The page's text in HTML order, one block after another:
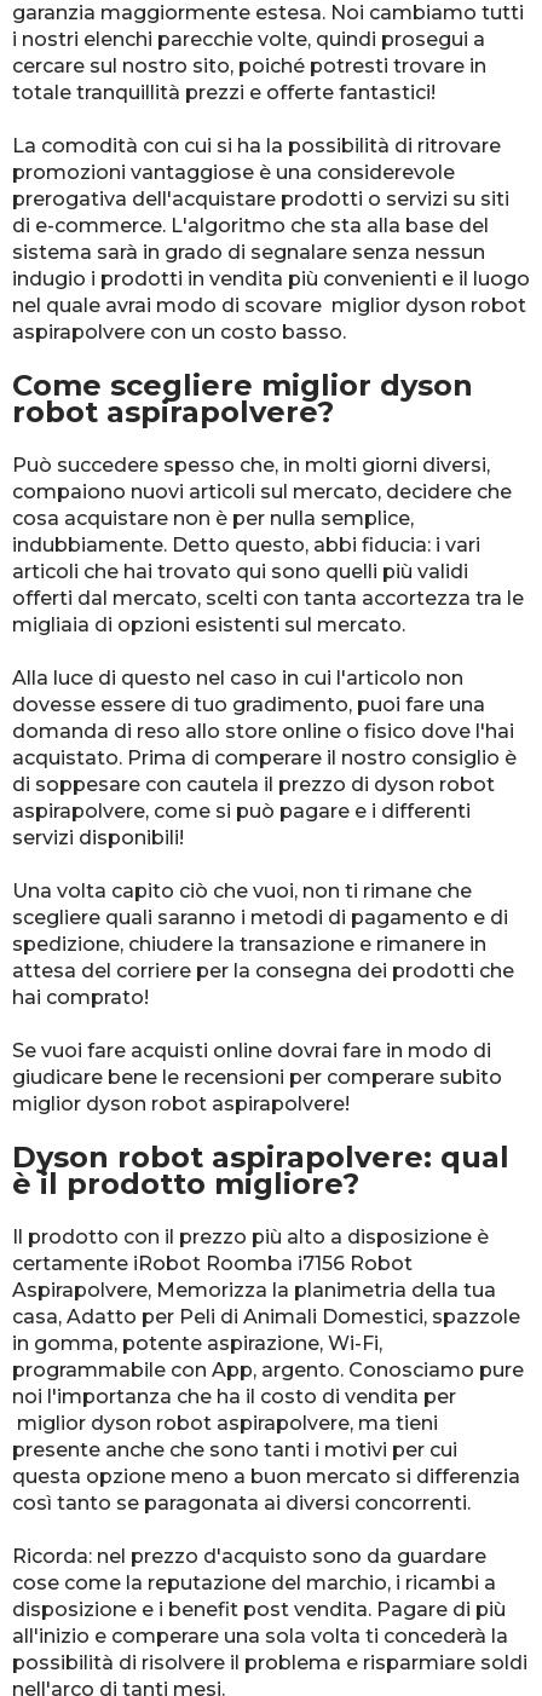
garanzia maggiormente estesa. Noi cambiamo tutti
i nostri elenchi parecchie volte, quindi prosegui a
cercare sul nostro sito, poiché potresti trovare in
totale tranquillità prezzi e offerte fantastici!
La comodità con cui si ha la possibilità di ritrovare
promozioni vantaggiose è una considerevole
prerogativa dell'acquistare prodotti o servizi su siti
di e-commerce. L'algoritmo che sta alla base del
sistema sarà in grado di segnalare senza nessun
indugio i prodotti in vendita più convenienti e il luogo
nel quale avrai modo di scovare miglior dyson robot
aspirapolvere con un costo basso.
Come scegliere miglior dyson
robot aspirapolvere?
Può succedere spesso che, in molti giorni diversi,
compaiono nuovi articoli sul mercato, decidere che
cosa acquistare non è per nulla semplice,
indubbiamente. Detto questo, abbi fiducia: i vari
articoli che hai trovato qui sono quelli più validi
offerti dal mercato, scelti con tanta accortezza tra le
migliaia di opzioni esistenti sul mercato.
Alla luce di questo nel caso in cui l'articolo non
dovesse essere di tuo gradimento, puoi fare una
domanda di reso allo store online o fisico dove l'hai
acquistato. Prima di comperare il nostro consiglio è
di soppesare con cautela il prezzo di dyson robot
aspirapolvere, come si può pagare e i differenti
servizi disponibili!
Una volta capito ciò che vuoi, non ti rimane che
scegliere quali saranno i metodi di pagamento e di
spedizione, chiudere la transazione e rimanere in
attesa del corriere per la consegna dei prodotti che
hai comprato!
Se vuoi fare acquisti online dovrai fare in modo di
giudicare bene le recensioni per comperare subito
miglior dyson robot aspirapolvere!
Dyson robot aspirapolvere: qual
è il prodotto migliore?
Il prodotto con il prezzo più alto a disposizione è
certamente iRobot Roomba i7156 Robot
Aspirapolvere, Memorizza la planimetria della tua
casa, Adatto per Peli di Animali Domestici, spazzole
in gomma, potente aspirazione, Wi-Fi,
programmabile con App, argento. Conosciamo pure
noi l'importanza che ha il costo di vendita per
miglior dyson robot aspirapolvere, ma tieni
presente anche che sono tanti i motivi per cui
questa opzione meno a buon mercato si differenzia
così tanto se paragonata ai diversi concorrenti.
Ricorda: nel prezzo d'acquisto sono da guardare
cose come la reputazione del marchio, i ricambi a
disposizione e i benefit post vendita. Pagare di più
all'inizio e comperare una sola volta ti concederà la
possibilità di risolvere il problema e risparmiare soldi
nell'arco di tanti mesi.